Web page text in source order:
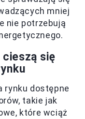
mniej
nie potrzebują
cieszą się
rynku dostępne
takie jak
które wciąż